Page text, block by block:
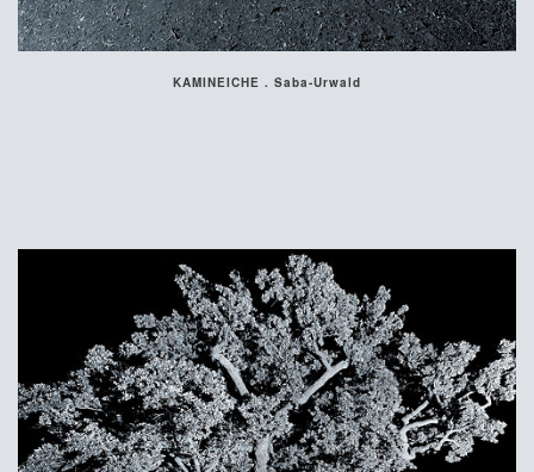
KAMINEICHE . Saba-Urwald